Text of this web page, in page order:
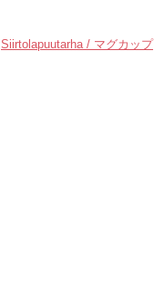
Siirtolapuutarha / マグカップ